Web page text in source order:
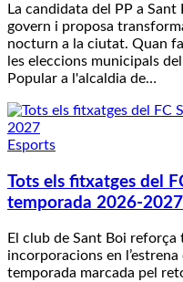
La candidata del PP a
govern i proposa
nocturn a la ciutat. Quan
les eleccions municipals
Popular a l'alcaldia de…
Esports
Tots els fitxatges del
temporada 2026-
El club de Sant Boi
incorporacions en
temporada marcada pel